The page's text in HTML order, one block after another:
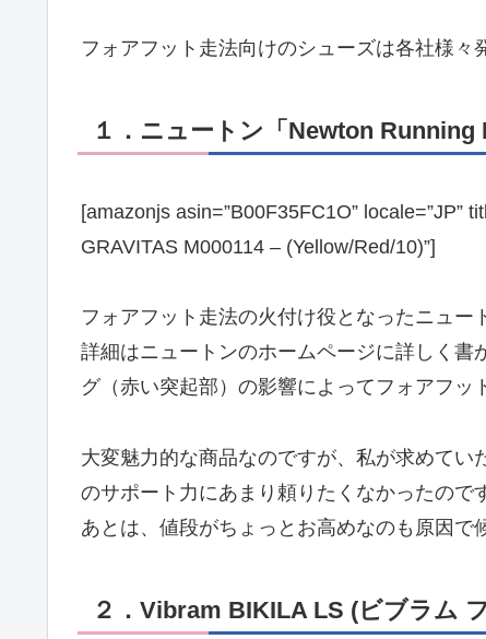
フォアフット走法向けのシューズは各社様々
１．ニュートン「Newton Running
[amazonjs asin=”B00F35FC1O” locale=”JP”
GRAVITAS M000114 – (Yellow/Red/10)”]
フォアフット走法の火付け役となったニュー
詳細はニュートンのホームページに詳しく書
グ（赤い突起部）の影響によってフォアフッ
大変魅力的な商品なのですが、私が求めて
のサポート力にあまり頼りたくなかったので
あとは、値段がちょっとお高めなのも原因で
２．Vibram BIKILA LS (ビブラム